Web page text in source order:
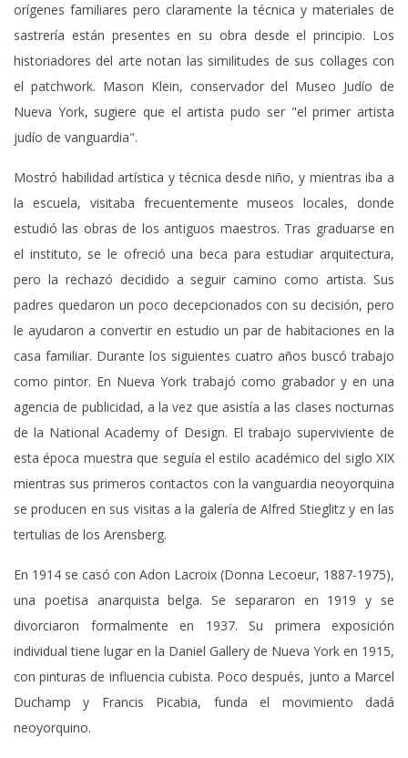
orígenes familiares pero claramente la técnica y materiales de
sastrería están presentes en su obra desde el principio. Los
historiadores del arte notan las similitudes de sus collages con
el patchwork. Mason Klein, conservador del Museo Judío de
Nueva York, sugiere que el artista pudo ser "el primer artista
judío de vanguardia".
Mostró habilidad artística y técnica desde niño, y mientras iba a
la escuela, visitaba frecuentemente museos locales, donde
estudió las obras de los antiguos maestros. Tras graduarse en
el instituto, se le ofreció una beca para estudiar arquitectura,
pero la rechazó decidido a seguir camino como artista. Sus
padres quedaron un poco decepcionados con su decisión, pero
le ayudaron a convertir en estudio un par de habitaciones en la
casa familiar. Durante los siguientes cuatro años buscó trabajo
como pintor. En Nueva York trabajó como grabador y en una
agencia de publicidad, a la vez que asistía a las clases nocturnas
de la National Academy of Design. El trabajo superviviente de
esta época muestra que seguía el estilo académico del siglo XIX
mientras sus primeros contactos con la vanguardia neoyorquina
se producen en sus visitas a la galería de Alfred Stieglitz y en las
tertulias de los Arensberg.
En 1914 se casó con Adon Lacroix (Donna Lecoeur, 1887-1975),
una poetisa anarquista belga. Se separaron en 1919 y se
divorciaron formalmente en 1937. Su primera exposición
individual tiene lugar en la Daniel Gallery de Nueva York en 1915,
con pinturas de influencia cubista. Poco después, junto a Marcel
Duchamp y Francis Picabia, funda el movimiento dadá
neoyorquino.